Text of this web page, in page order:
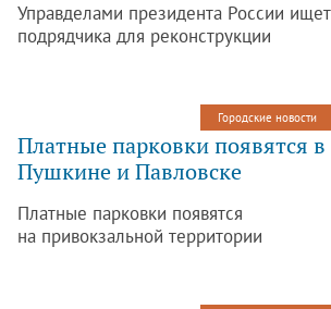
Управделами президента России ищет
подрядчика для реконструкции
проекта составляет 2,8 миллиарда
Городские новости
Платные парковки появятся в
Пушкине и Павловске
Платные парковки появятся
на привокзальной территории